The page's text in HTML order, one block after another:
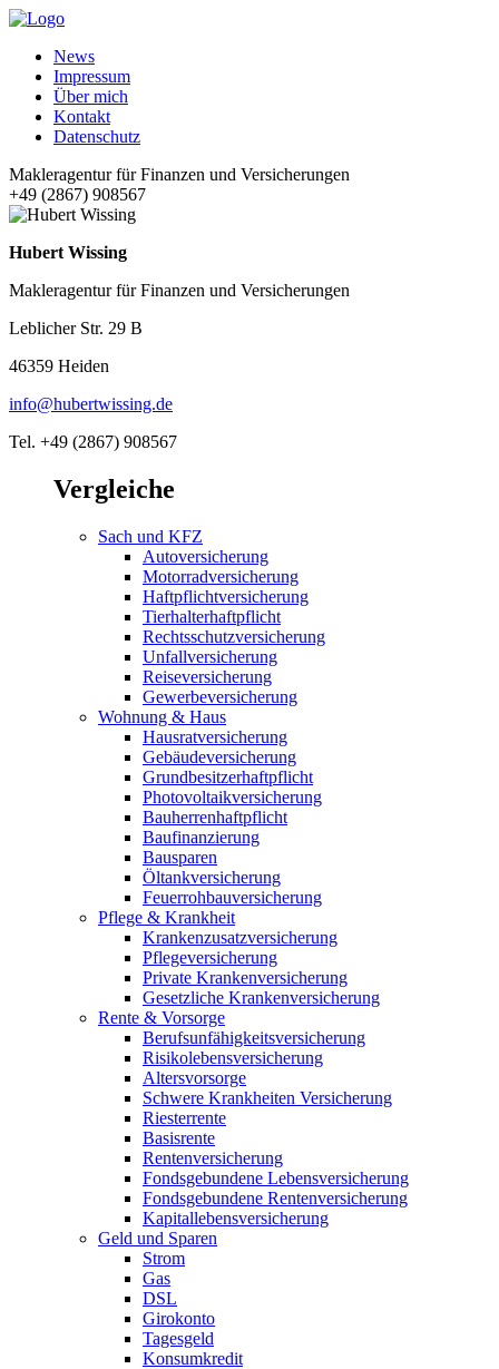
News
Impressum
Über mich
Kontakt
Datenschutz
Makleragentur für Finanzen und Versicherungen
+49 (2867) 908567
Hubert Wissing
Makleragentur für Finanzen und Versicherungen
Leblicher Str. 29 B
46359 Heiden
info@hubertwissing.de
Tel. +49 (2867) 908567
Vergleiche
Sach und KFZ
Autoversicherung
Motorradversicherung
Haftpflichtversicherung
Tierhalterhaftpflicht
Rechtsschutzversicherung
Unfallversicherung
Reiseversicherung
Gewerbeversicherung
Wohnung & Haus
Hausratversicherung
Gebäudeversicherung
Grundbesitzerhaftpflicht
Photovoltaikversicherung
Bauherrenhaftpflicht
Baufinanzierung
Bausparen
Öltankversicherung
Feuerrohbauversicherung
Pflege & Krankheit
Krankenzusatzversicherung
Pflegeversicherung
Private Krankenversicherung
Gesetzliche Krankenversicherung
Rente & Vorsorge
Berufs­unfähigkeitsversicherung
Risikolebensversicherung
Altersvorsorge
Schwere Krankheiten Versicherung
Riesterrente
Basisrente
Rentenversicherung
Fondsgebundene Lebensversicherung
Fondsgebundene Rentenversicherung
Kapitallebensversicherung
Geld und Sparen
Strom
Gas
DSL
Girokonto
Tagesgeld
Konsumkredit